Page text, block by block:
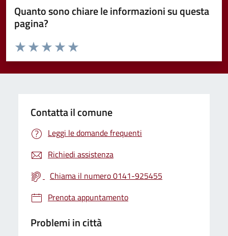
Quanto sono chiare le informazioni su questa
pagina?
Valuta da 1 a 5 stelle la pagina
Valuta 5 stelle su 5
Valuta 4 stelle su 5
Valuta 3 stelle su 5
Valuta 2 stelle su 5
Valuta 1 stelle su 5
Contatta il comune
Leggi le domande frequenti
Richiedi assistenza
Chiama il numero 0141-925455
Prenota appuntamento
Problemi in città